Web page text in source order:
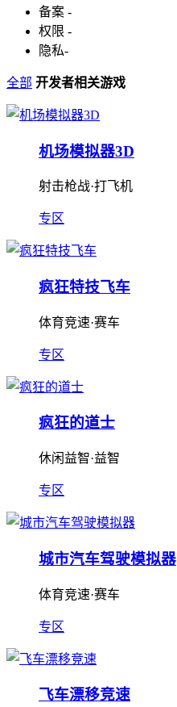
备案 -
权限 -
隐私-
全部 开发者相关游戏
机场模拟器3D
射击枪战·打飞机
专区
疯狂特技飞车
体育竞速·赛车
专区
疯狂的道士
休闲益智·益智
专区
城市汽车驾驶模拟器
体育竞速·赛车
专区
飞车漂移竞速